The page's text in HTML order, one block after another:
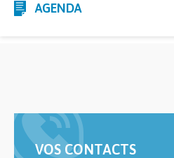
AGENDA
VOS CONTACTS